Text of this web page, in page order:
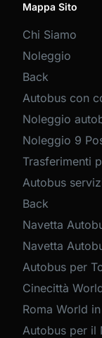
Mappa Sito
Chi Siamo
Noleggio
Back
Autobus con
Noleggio
Noleggio 9
Trasferimenti
Autobus
Back
Navetta
Navetta
Autobus per
Cinecittà
Roma World
Autobus per il